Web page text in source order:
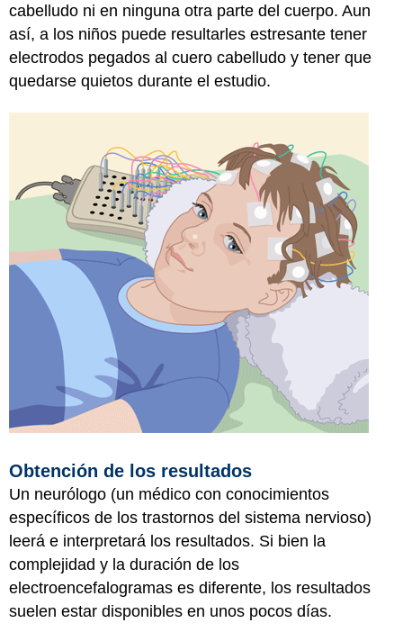
cabelludo ni en ninguna otra parte del cuerpo. Aun
así, a los niños puede resultarles estresante tener
electrodos pegados al cuero cabelludo y tener que
quedarse quietos durante el estudio.
Obtención de los resultados
Un neurólogo (un médico con conocimientos
específicos de los trastornos del sistema nervioso)
leerá e interpretará los resultados. Si bien la
complejidad y la duración de los
electroencefalogramas es diferente, los resultados
suelen estar disponibles en unos pocos días.